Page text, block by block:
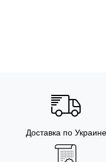
Доставка по Украине